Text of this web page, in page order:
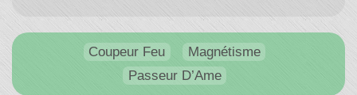
Coupeur Feu
Magnétisme
Passeur D’Ame